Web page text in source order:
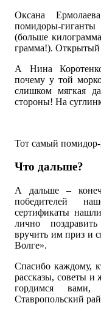
Оксана
помидоры-
(больше
грамма!). Открытый
А Нина
почему у той
слишком мягкая
стороны! На
Тот самый помидор-
Что дальше?
А дальше –
победителей
сертификаты
лично
вручить им приз и
Волге».
Спасибо каждому,
рассказы, советы и
гордимся
Ставропольский